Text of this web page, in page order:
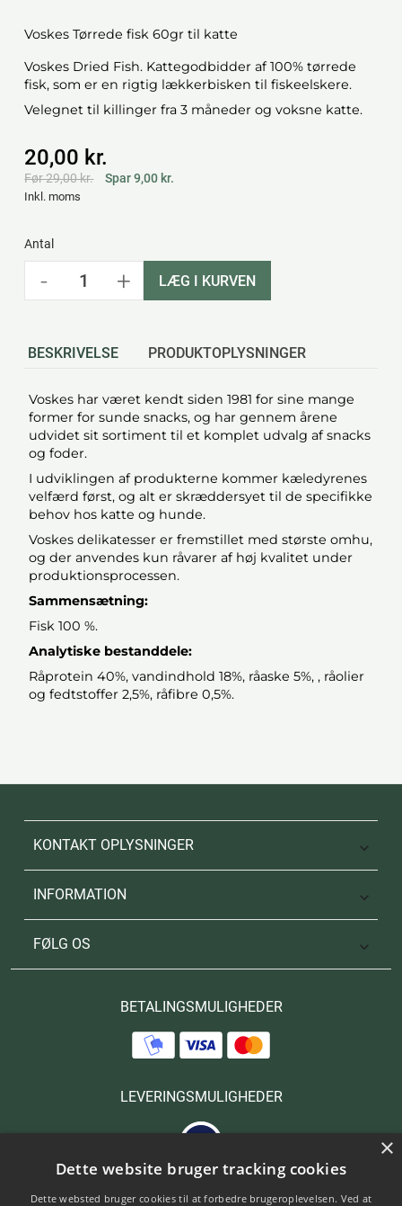
Voskes Tørrede fisk 60gr til katte
Voskes Dried Fish. Kattegodbidder af 100% tørrede
fisk, som er en rigtig lækkerbisken til fiskeelskere.
Velegnet til killinger fra 3 måneder og voksne katte.
20,00 kr.
Før 29,00 kr. Spar 9,00 kr.
Inkl. moms
Antal
- + LÆG I KURVEN
BESKRIVELSE PRODUKTOPLYSNINGER
Voskes har været kendt siden 1981 for sine mange
former for sunde snacks, og har gennem årene
udvidet sit sortiment til et komplet udvalg af snacks
og foder.
I udviklingen af produkterne kommer kæledyrenes
velfærd først, og alt er skræddersyet til de specifikke
behov hos katte og hunde.
Voskes delikatesser er fremstillet med største omhu,
og der anvendes kun råvarer af høj kvalitet under
produktionsprocessen.
Sammensætning:
Fisk 100 %.
Analytiske bestanddele:
Råprotein 40%, vandindhold 18%, råaske 5%, , råolier
og fedtstoffer 2,5%, råfibre 0,5%.
KONTAKT OPLYSNINGER 
INFORMATION 
FØLG OS 
BETALINGSMULIGHEDER
LEVERINGSMULIGHEDER
Dette website bruger tracking cookies
Dette websted bruger cookies til at forbedre brugeroplevelsen. Ved at
×